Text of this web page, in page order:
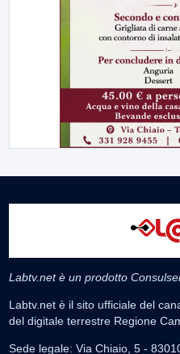
Labtv.net è un prodotto
Labtv.net è il sito ufficiale del
del digitale terrestre Regione
Sede legale: Via Chiaio, 5 -